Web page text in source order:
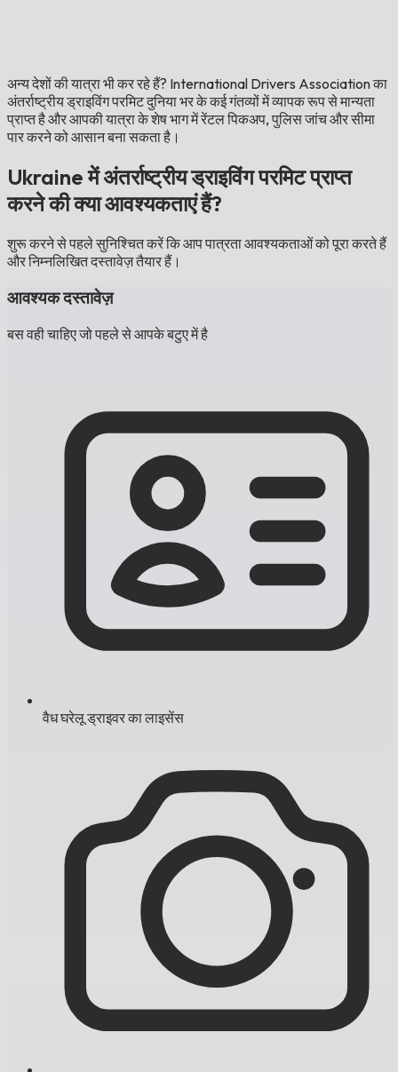
अन्य देशों की यात्रा भी कर रहे हैं? International Drivers Association का
अंतर्राष्ट्रीय ड्राइविंग परमिट दुनिया भर के कई गंतव्यों में व्यापक रूप से मान्यता
प्राप्त है और आपकी यात्रा के शेष भाग में रेंटल पिकअप, पुलिस जांच और सीमा
पार करने को आसान बना सकता है।
Ukraine में अंतर्राष्ट्रीय ड्राइविंग परमिट प्राप्त
करने की क्या आवश्यकताएं हैं?
शुरू करने से पहले सुनिश्चित करें कि आप पात्रता आवश्यकताओं को पूरा करते हैं
और निम्नलिखित दस्तावेज़ तैयार हैं।
आवश्यक दस्तावेज़
बस वही चाहिए जो पहले से आपके बटुए में है
वैध घरेलू ड्राइवर का लाइसेंस